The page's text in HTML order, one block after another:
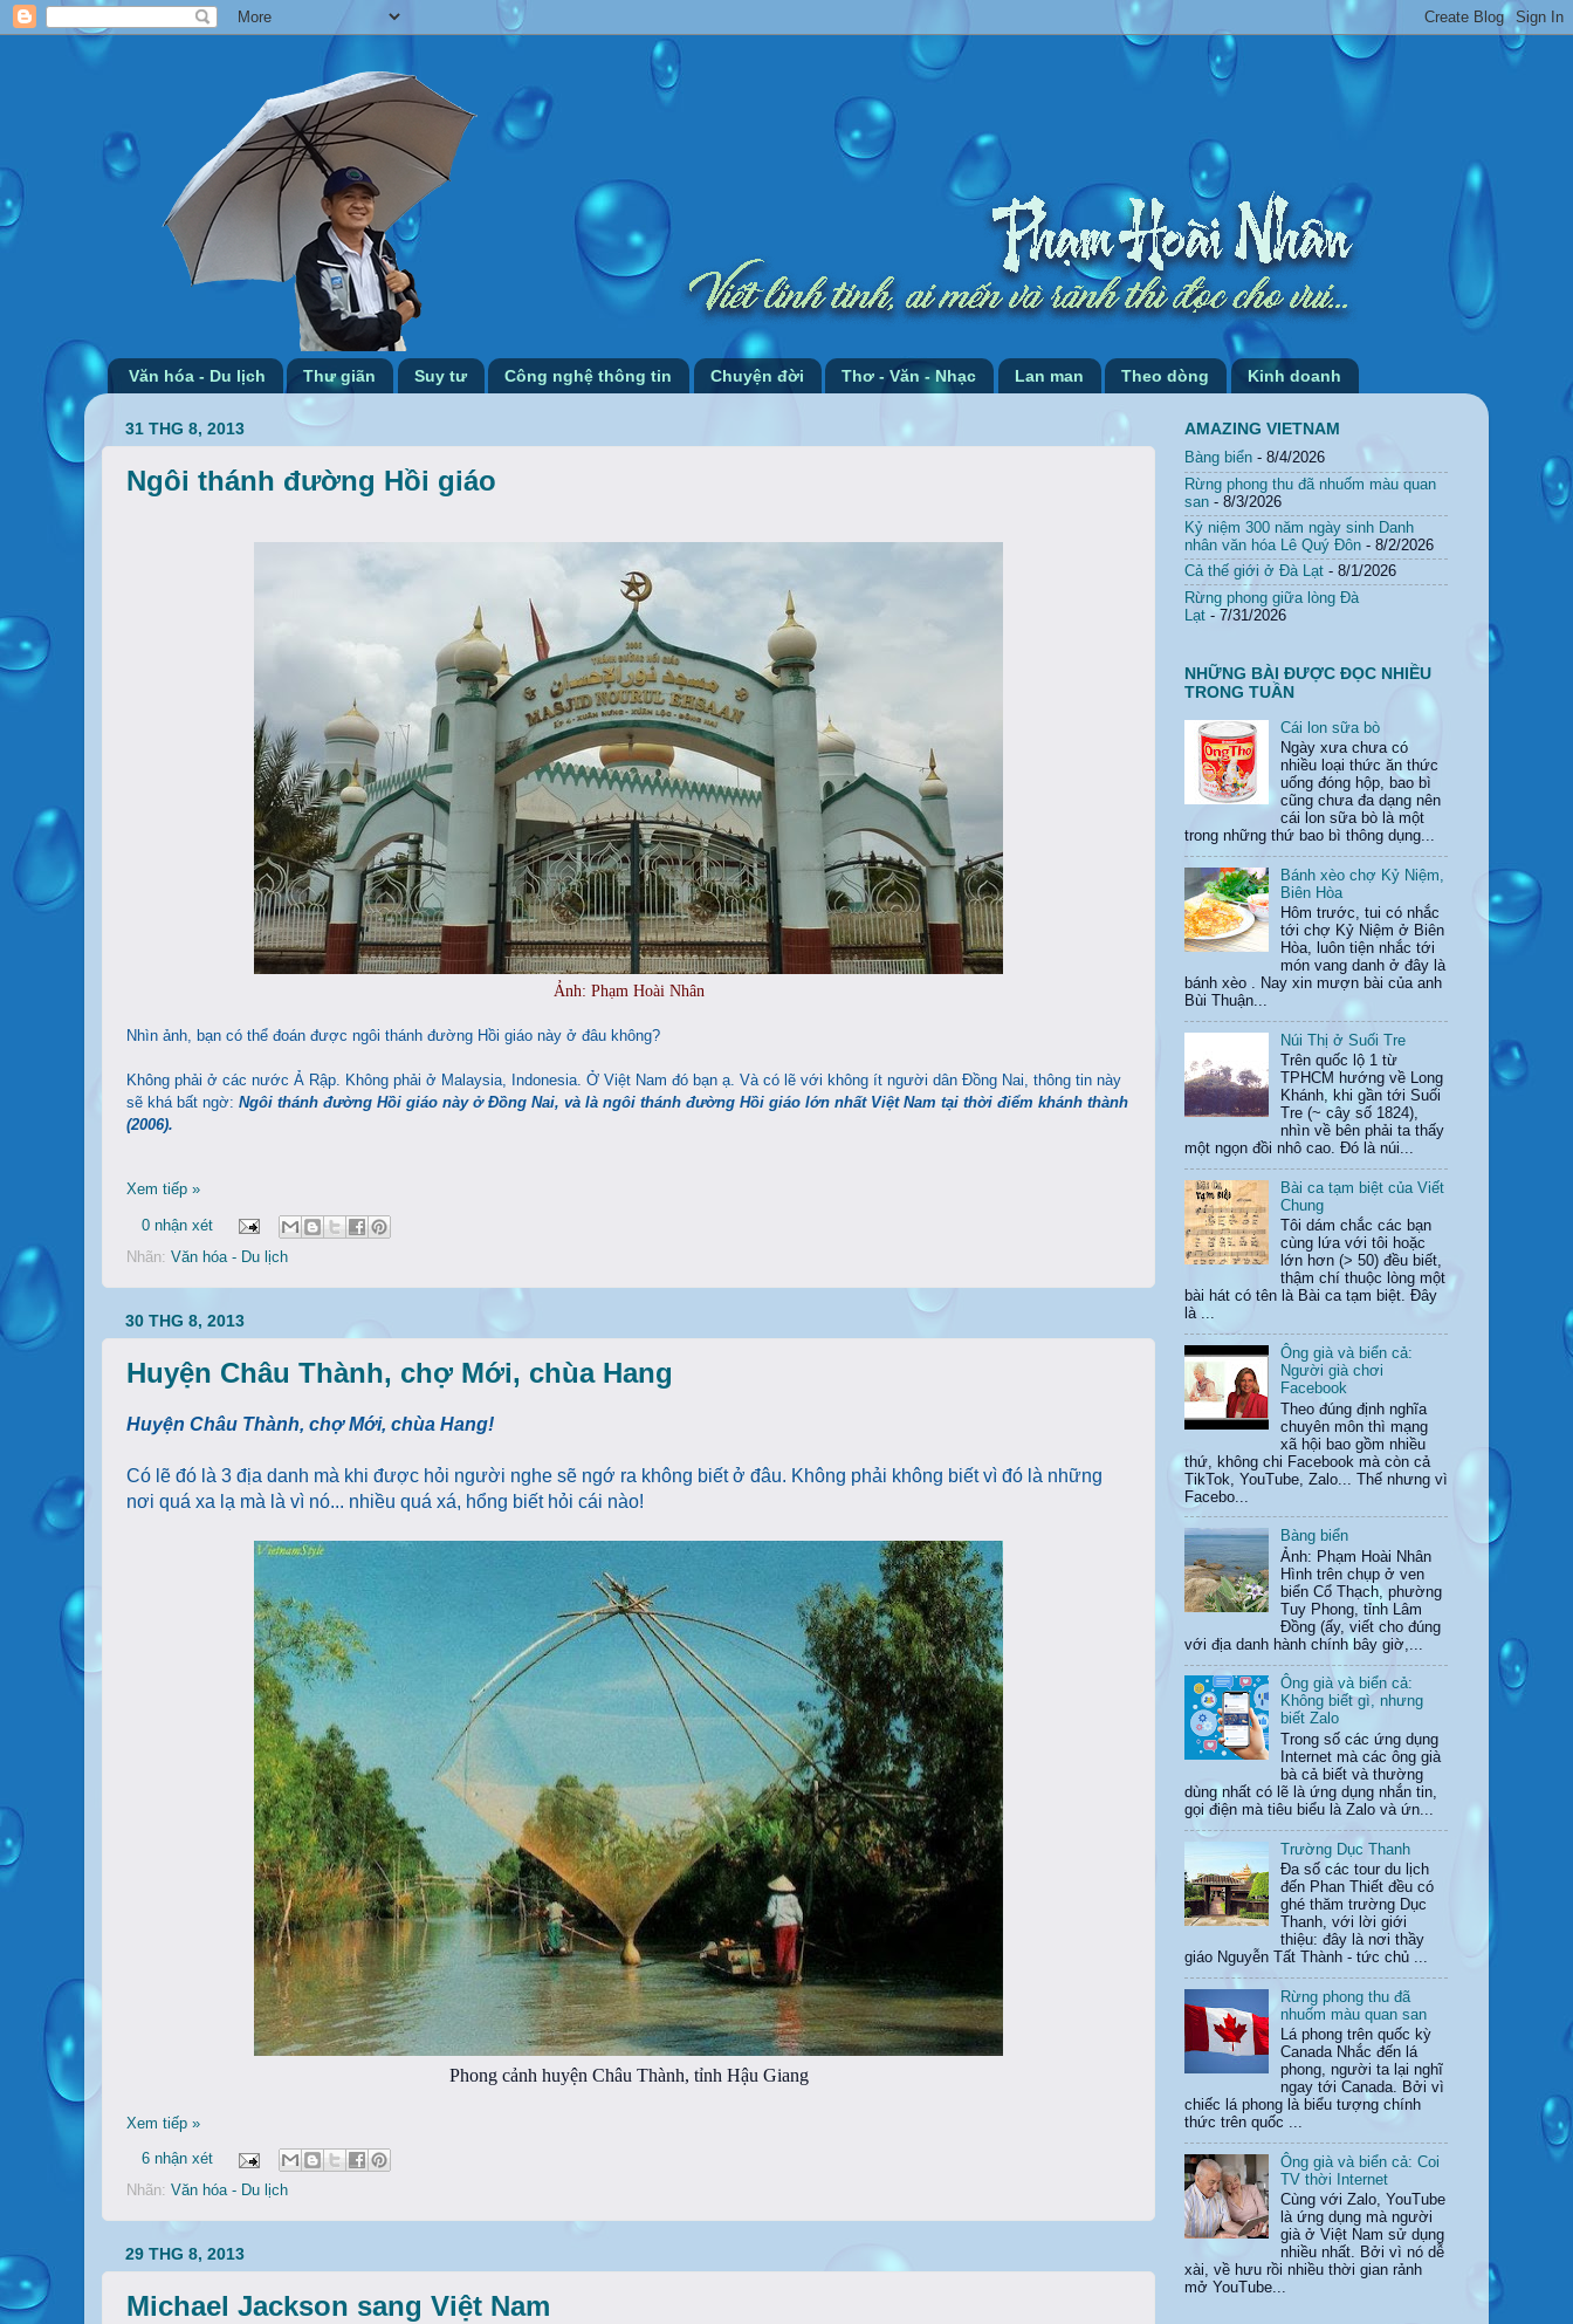
Văn hóa - Du lịch Thư giãn Suy tư Công nghệ thông tin Chuyện đời Thơ - Văn - Nhạc Lan man Theo dòng Kinh doanh
31 THG 8, 2013
Ngôi thánh đường Hồi giáo
Ảnh: Phạm Hoài Nhân
Nhìn ảnh, bạn có thể đoán được ngôi thánh đường Hồi giáo này ở đâu không?
Không phải ở các nước Ả Rập. Không phải ở Malaysia, Indonesia. Ở Việt Nam đó bạn ạ. Và có lẽ với không ít người dân Đồng Nai, thông tin này
sẽ khá bất ngờ: Ngôi thánh đường Hồi giáo này ở Đồng Nai, và là ngôi thánh đường Hồi giáo lớn nhất Việt Nam tại thời điểm khánh thành
(2006).
Xem tiếp »
0 nhận xét
Nhãn: Văn hóa - Du lịch
30 THG 8, 2013
Huyện Châu Thành, chợ Mới, chùa Hang
Huyện Châu Thành, chợ Mới, chùa Hang!
Có lẽ đó là 3 địa danh mà khi được hỏi người nghe sẽ ngớ ra không biết ở đâu. Không phải không biết vì đó là những
nơi quá xa lạ mà là vì nó... nhiều quá xá, hổng biết hỏi cái nào!
Phong cảnh huyện Châu Thành, tỉnh Hậu Giang
Xem tiếp »
6 nhận xét
Nhãn: Văn hóa - Du lịch
29 THG 8, 2013
Michael Jackson sang Việt Nam
AMAZING VIETNAM
Bàng biển - 8/4/2026
Rừng phong thu đã nhuốm màu quan
san - 8/3/2026
Kỷ niệm 300 năm ngày sinh Danh
nhân văn hóa Lê Quý Đôn - 8/2/2026
Cả thế giới ở Đà Lạt - 8/1/2026
Rừng phong giữa lòng Đà
Lạt - 7/31/2026
NHỮNG BÀI ĐƯỢC ĐỌC NHIỀU
TRONG TUẦN
Cái lon sữa bò
Ngày xưa chưa có
nhiều loại thức ăn thức
uống đóng hộp, bao bì
cũng chưa đa dạng nên
cái lon sữa bò là một
trong những thứ bao bì thông dụng...
Bánh xèo chợ Kỷ Niệm,
Biên Hòa
Hôm trước, tui có nhắc
tới chợ Kỷ Niệm ở Biên
Hòa, luôn tiện nhắc tới
món vang danh ở đây là
bánh xèo . Nay xin mượn bài của anh
Bùi Thuận...
Núi Thị ở Suối Tre
Trên quốc lộ 1 từ
TPHCM hướng về Long
Khánh, khi gần tới Suối
Tre (~ cây số 1824),
nhìn về bên phải ta thấy
một ngọn đồi nhô cao. Đó là núi...
Bài ca tạm biệt của Viết
Chung
Tôi dám chắc các bạn
cùng lứa với tôi hoặc
lớn hơn (> 50) đều biết,
thậm chí thuộc lòng một
bài hát có tên là Bài ca tạm biệt. Đây
là ...
Ông già và biển cả:
Người già chơi
Facebook
Theo đúng định nghĩa
chuyên môn thì mạng
xã hội bao gồm nhiều
thứ, không chi Facebook mà còn cả
TikTok, YouTube, Zalo... Thế nhưng vì
Facebo...
Bàng biển
Ảnh: Phạm Hoài Nhân
Hình trên chụp ở ven
biển Cổ Thạch, phường
Tuy Phong, tỉnh Lâm
Đồng (ấy, viết cho đúng
với địa danh hành chính bây giờ,...
Ông già và biển cả:
Không biết gì, nhưng
biết Zalo
Trong số các ứng dụng
Internet mà các ông già
bà cả biết và thường
dùng nhất có lẽ là ứng dụng nhắn tin,
gọi điện mà tiêu biểu là Zalo và ứn...
Trường Dục Thanh
Đa số các tour du lịch
đến Phan Thiết đều có
ghé thăm trường Dục
Thanh, với lời giới
thiệu: đây là nơi thầy
giáo Nguyễn Tất Thành - tức chủ ...
Rừng phong thu đã
nhuốm màu quan san
Lá phong trên quốc kỳ
Canada Nhắc đến lá
phong, người ta lại nghĩ
ngay tới Canada. Bởi vì
chiếc lá phong là biểu tượng chính
thức trên quốc ...
Ông già và biển cả: Coi
TV thời Internet
Cùng với Zalo, YouTube
là ứng dụng mà người
già ở Việt Nam sử dụng
nhiều nhất. Bởi vì nó dễ
xài, về hưu rồi nhiều thời gian rảnh
mở YouTube...